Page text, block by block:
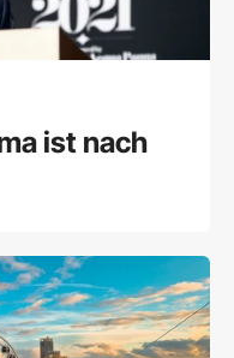
ist nach